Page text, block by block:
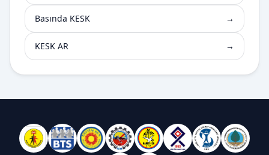
Basında KESK →
KESK AR →